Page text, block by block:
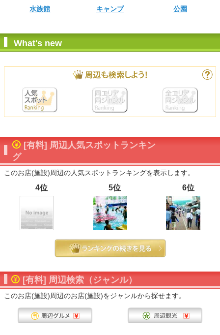
水族館
キャンプ 公園
What's new
[有料] 周辺人気スポットランキン
グ
このお店(施設)周辺の人気スポットランキングを表示します。
4位 5位 6位
[有料] 周辺検索（ジャンル）
このお店(施設)周辺のお店(施設)をジャンルから探せます。